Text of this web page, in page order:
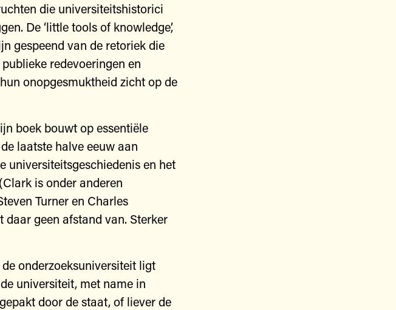
die universiteitshistorici
De ‘little tools of knowledge’,
gespeend van de retoriek die
redevoeringen en
onopgesmuktheid zicht op de
boek bouwt op essentiële
laatste halve eeuw aan
universiteitsgeschiedenis en het
is onder anderen
Turner en Charles
geen afstand van. Sterker
onderzoeksuniversiteit ligt
universiteit, met name in
door de staat, of liever de